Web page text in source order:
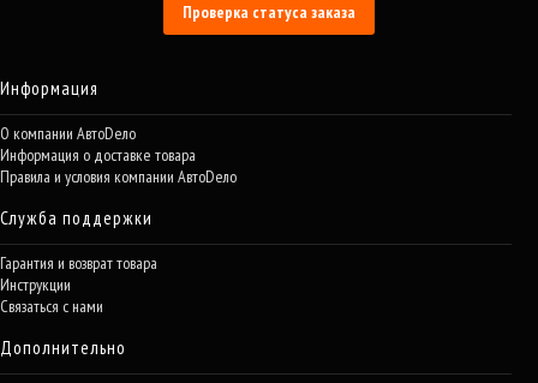
Проверка статуса заказа
Информация
О компании АвтоDело
Информация о доставке товара
Правила и условия компании АвтоDело
Служба поддержки
Гарантия и возврат товара
Инструкции
Связаться с нами
Дополнительно